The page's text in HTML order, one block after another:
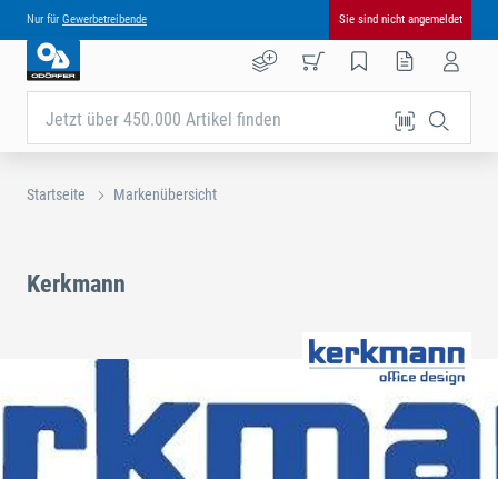
Nur für Gewerbetreibende Sie sind nicht angemeldet
Jetzt über 450.000 Artikel finden
Startseite Markenübersicht
Kerkmann